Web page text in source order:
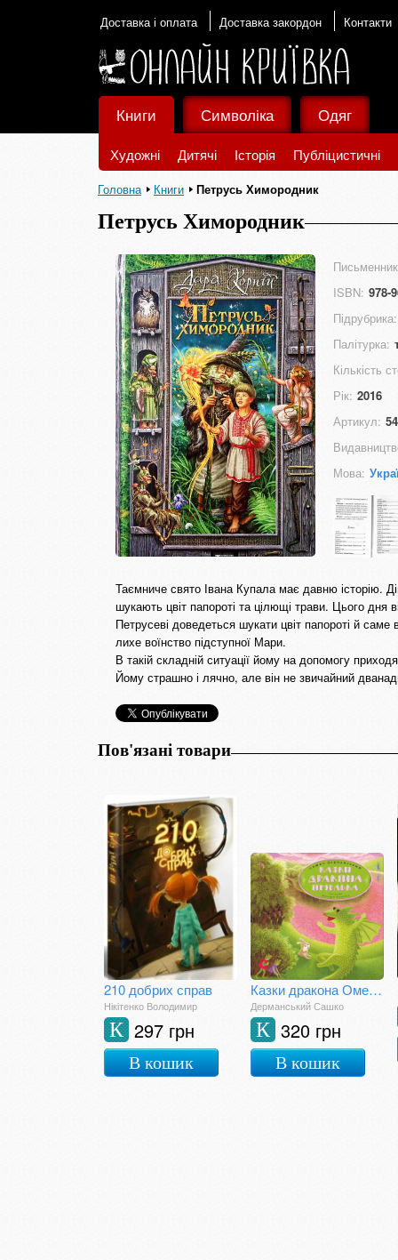
Доставка і оплата Доставка закордон Контакти
Книги
Художні Дитячі Історія Публіцистичні
Символіка Одяг
Головна Книги Петрусь Химородник
Петрусь Химородник
ISBN: 978-
Підрубрика:
Палітурка:
Кількість
Рік: 2016
Артикул:
Мова:
Таємниче свято Івана Купала має давню історію.
шукають цвіт папороті та цілющі трави. Цього
Петрусеві доведеться шукати цвіт папороті й
лихе воїнство підступної Мари.
В такій складній ситуації йому на допомогу
Йому страшно і лячно, але він не звичайний
Пов'язані товари
210 добрих справ
Нікітенко Володимир
297 грн
К
В кошик
Казки дракона Омелька
Дерманський Сашко
320 грн
К
В кошик